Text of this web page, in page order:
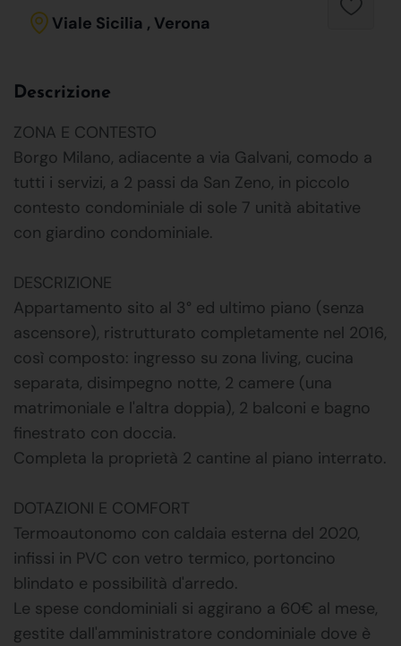
Viale Sicilia , Verona
Descrizione
ZONA E CONTESTO
Borgo Milano, adiacente a via Galvani, comodo a
tutti i servizi, a 2 passi da San Zeno, in piccolo
contesto condominiale di sole 7 unità abitative
con giardino condominiale.
DESCRIZIONE
Appartamento sito al 3° ed ultimo piano (senza
ascensore), ristrutturato completamente nel 2016,
così composto: ingresso su zona living, cucina
separata, disimpegno notte, 2 camere (una
matrimoniale e l'altra doppia), 2 balconi e bagno
finestrato con doccia.
Completa la proprietà 2 cantine al piano interrato.
DOTAZIONI E COMFORT
Termoautonomo con caldaia esterna del 2020,
infissi in PVC con vetro termico, portoncino
blindato e possibilità d'arredo.
Le spese condominiali si aggirano a 60€ al mese,
gestite dall'amministratore condominiale dove è